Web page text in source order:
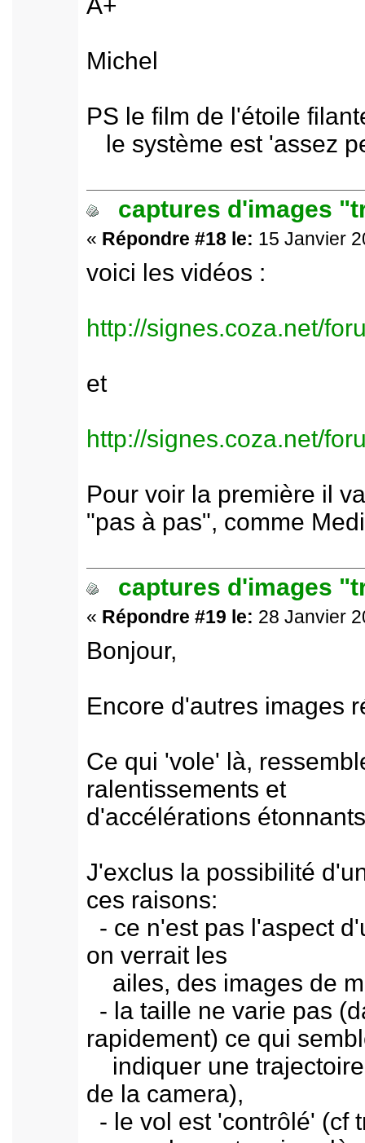
Michel
PS le film de l'étoile
le système est 'assez
captures d'images
« Répondre #18 le: 15 Janvier
voici les vidéos :
http://signes.coza.net/
et
http://signes.coza.net/
Pour voir la première il
"pas à pas", comme
captures d'images
« Répondre #19 le: 28 Janvier
Bonjour,
Encore d'autres images
Ce qui 'vole' là,
ralentissements et
d'accélérations
J'exclus la possibilité
ces raisons:
- ce n'est pas l'aspect
on verrait les
ailes, des images de
- la taille ne varie pas
rapidement) ce qui
indiquer une trajectoire
de la camera),
- le vol est 'contrôlé' (cf